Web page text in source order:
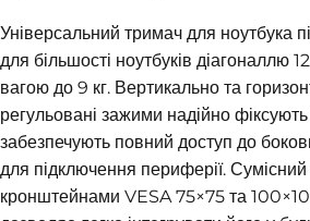
Універсальний тримач для ноутбука
для більшості ноутбуків діагоналлю
вагою до 9 кг. Вертикально та
регульовані зажими надійно фіксують
забезпечують повний доступ до
для підключення периферії. Сумісний
кронштейнами VESA 75×75 та